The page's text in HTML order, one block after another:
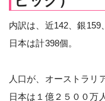
内訳は、近142、銀159
日本は計398個。
人口が、オーストラリ
日本は１億２５００万人